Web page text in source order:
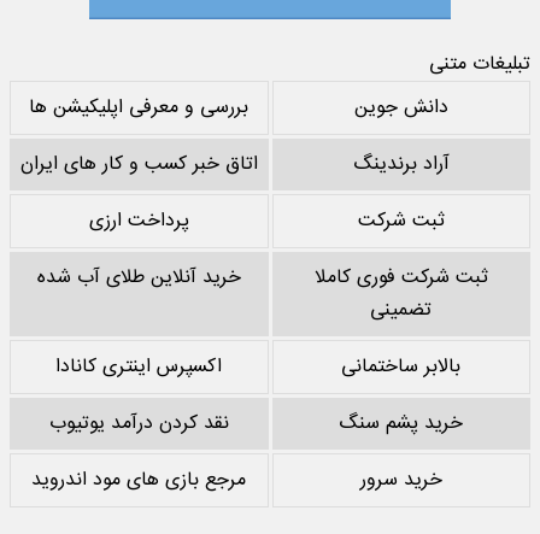
تبلیغات متنی
دانش جوین
بررسی و معرفی اپلیکیشن ها
آراد برندینگ
اتاق خبر کسب و کار های ایران
ثبت شرکت
پرداخت ارزی
ثبت شرکت فوری کاملا
تضمینی
خرید آنلاین طلای آب شده
بالابر ساختمانی
اکسپرس اینتری کانادا
خرید پشم سنگ
نقد کردن درآمد یوتیوب
خرید سرور
مرجع بازی های مود اندروید